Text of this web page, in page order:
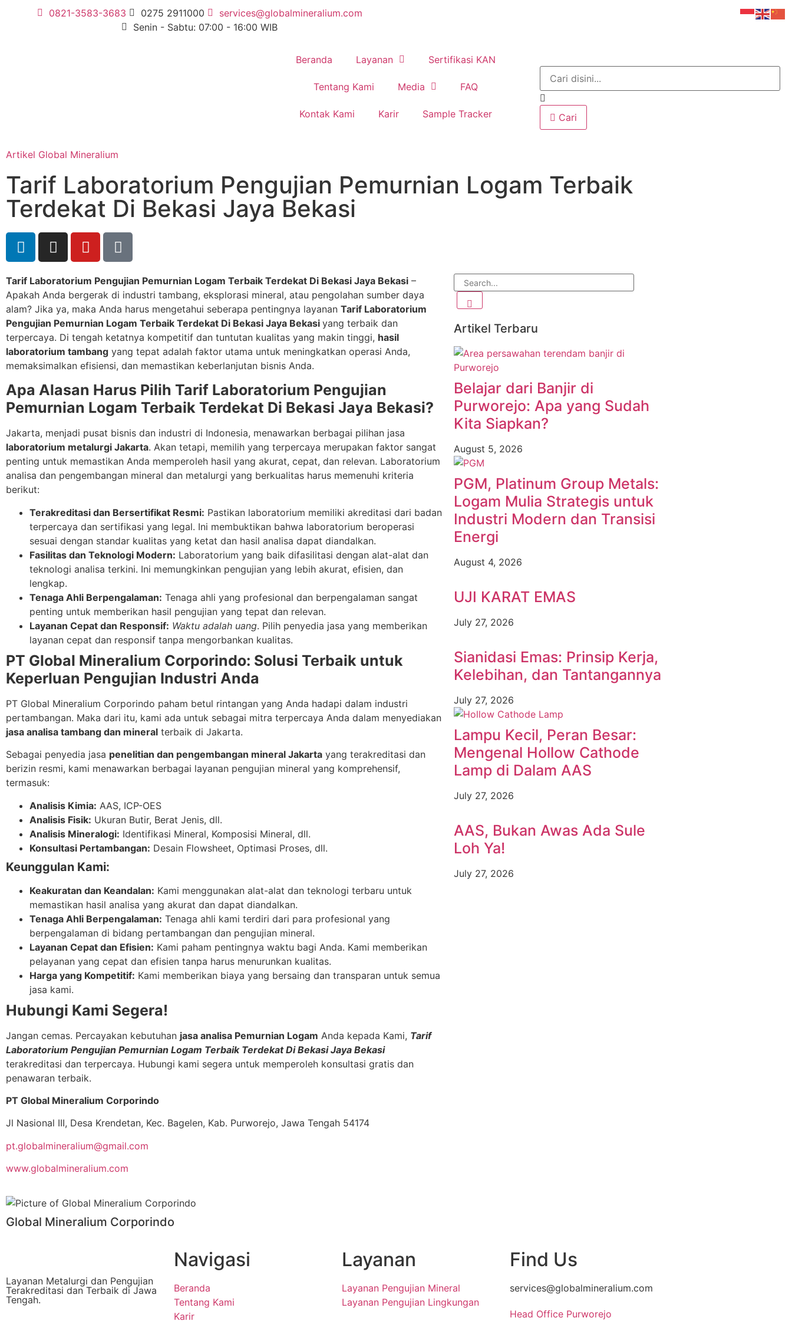
0821-3583-3683 0275 2911000
services@globalmineralium.com
Senin - Sabtu: 07:00 - 16:00 WIB
Beranda Layanan Sertifikasi KAN
Tentang Kami Media FAQ
Kontak Kami Karir Sample Tracker Cari
Artikel Global Mineralium
Tarif Laboratorium Pengujian Pemurnian Logam Terbaik
Terdekat Di Bekasi Jaya Bekasi
Tarif Laboratorium Pengujian Pemurnian Logam Terbaik Terdekat Di Bekasi Jaya Bekasi –
Apakah Anda bergerak di industri tambang, eksplorasi mineral, atau pengolahan sumber daya
alam? Jika ya, maka Anda harus mengetahui seberapa pentingnya layanan Tarif Laboratorium
Pengujian Pemurnian Logam Terbaik Terdekat Di Bekasi Jaya Bekasi yang terbaik dan
terpercaya. Di tengah ketatnya kompetitif dan tuntutan kualitas yang makin tinggi, hasil
laboratorium tambang yang tepat adalah faktor utama untuk meningkatkan operasi Anda,
memaksimalkan efisiensi, dan memastikan keberlanjutan bisnis Anda.
Apa Alasan Harus Pilih Tarif Laboratorium Pengujian
Pemurnian Logam Terbaik Terdekat Di Bekasi Jaya Bekasi?
Jakarta, menjadi pusat bisnis dan industri di Indonesia, menawarkan berbagai pilihan jasa
laboratorium metalurgi Jakarta. Akan tetapi, memilih yang terpercaya merupakan faktor sangat
penting untuk memastikan Anda memperoleh hasil yang akurat, cepat, dan relevan. Laboratorium
analisa dan pengembangan mineral dan metalurgi yang berkualitas harus memenuhi kriteria
berikut:
Terakreditasi dan Bersertifikat Resmi: Pastikan laboratorium memiliki akreditasi dari badan
terpercaya dan sertifikasi yang legal. Ini membuktikan bahwa laboratorium beroperasi
sesuai dengan standar kualitas yang ketat dan hasil analisa dapat diandalkan.
Fasilitas dan Teknologi Modern: Laboratorium yang baik difasilitasi dengan alat-alat dan
teknologi analisa terkini. Ini memungkinkan pengujian yang lebih akurat, efisien, dan
lengkap.
Tenaga Ahli Berpengalaman: Tenaga ahli yang profesional dan berpengalaman sangat
penting untuk memberikan hasil pengujian yang tepat dan relevan.
Layanan Cepat dan Responsif: Waktu adalah uang. Pilih penyedia jasa yang memberikan
layanan cepat dan responsif tanpa mengorbankan kualitas.
PT Global Mineralium Corporindo: Solusi Terbaik untuk
Keperluan Pengujian Industri Anda
PT Global Mineralium Corporindo paham betul rintangan yang Anda hadapi dalam industri
pertambangan. Maka dari itu, kami ada untuk sebagai mitra terpercaya Anda dalam menyediakan
jasa analisa tambang dan mineral terbaik di Jakarta.
Sebagai penyedia jasa penelitian dan pengembangan mineral Jakarta yang terakreditasi dan
berizin resmi, kami menawarkan berbagai layanan pengujian mineral yang komprehensif,
termasuk:
Analisis Kimia: AAS, ICP-OES
Analisis Fisik: Ukuran Butir, Berat Jenis, dll.
Analisis Mineralogi: Identifikasi Mineral, Komposisi Mineral, dll.
Konsultasi Pertambangan: Desain Flowsheet, Optimasi Proses, dll.
Keunggulan Kami:
Keakuratan dan Keandalan: Kami menggunakan alat-alat dan teknologi terbaru untuk
memastikan hasil analisa yang akurat dan dapat diandalkan.
Tenaga Ahli Berpengalaman: Tenaga ahli kami terdiri dari para profesional yang
berpengalaman di bidang pertambangan dan pengujian mineral.
Layanan Cepat dan Efisien: Kami paham pentingnya waktu bagi Anda. Kami memberikan
pelayanan yang cepat dan efisien tanpa harus menurunkan kualitas.
Harga yang Kompetitif: Kami memberikan biaya yang bersaing dan transparan untuk semua
jasa kami.
Hubungi Kami Segera!
Jangan cemas. Percayakan kebutuhan jasa analisa Pemurnian Logam Anda kepada Kami, Tarif
Laboratorium Pengujian Pemurnian Logam Terbaik Terdekat Di Bekasi Jaya Bekasi
terakreditasi dan terpercaya. Hubungi kami segera untuk memperoleh konsultasi gratis dan
penawaran terbaik.
PT Global Mineralium Corporindo
Jl Nasional III, Desa Krendetan, Kec. Bagelen, Kab. Purworejo, Jawa Tengah 54174
pt.globalmineralium@gmail.com
www.globalmineralium.com
Global Mineralium Corporindo
Artikel Terbaru
Belajar dari Banjir di
Purworejo: Apa yang Sudah
Kita Siapkan?
August 5, 2026
PGM, Platinum Group Metals:
Logam Mulia Strategis untuk
Industri Modern dan Transisi
Energi
August 4, 2026
UJI KARAT EMAS
July 27, 2026
Sianidasi Emas: Prinsip Kerja,
Kelebihan, dan Tantangannya
July 27, 2026
Lampu Kecil, Peran Besar:
Mengenal Hollow Cathode
Lamp di Dalam AAS
July 27, 2026
AAS, Bukan Awas Ada Sule
Loh Ya!
July 27, 2026
Layanan Metalurgi dan Pengujian
Terakreditasi dan Terbaik di Jawa
Tengah.
Navigasi
Beranda
Tentang Kami
Karir
Layanan
Layanan Pengujian Mineral
Layanan Pengujian Lingkungan
Find Us
services@globalmineralium.com
Head Office Purworejo